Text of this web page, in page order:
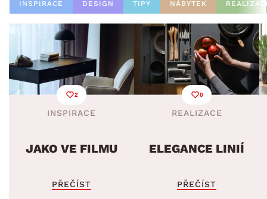
INSPIRACE DESIGN TIPY NÁBYTEK
2
INSPIRACE
JAKO VE FILMU
PŘEČÍST
0
REALIZACE
ELEGANCE LINIÍ
PŘEČÍST